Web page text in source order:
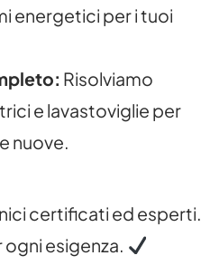
energetici per i tuoi
Risolviamo
e lavastoviglie per
nuove.
certificati ed esperti.
esigenza.